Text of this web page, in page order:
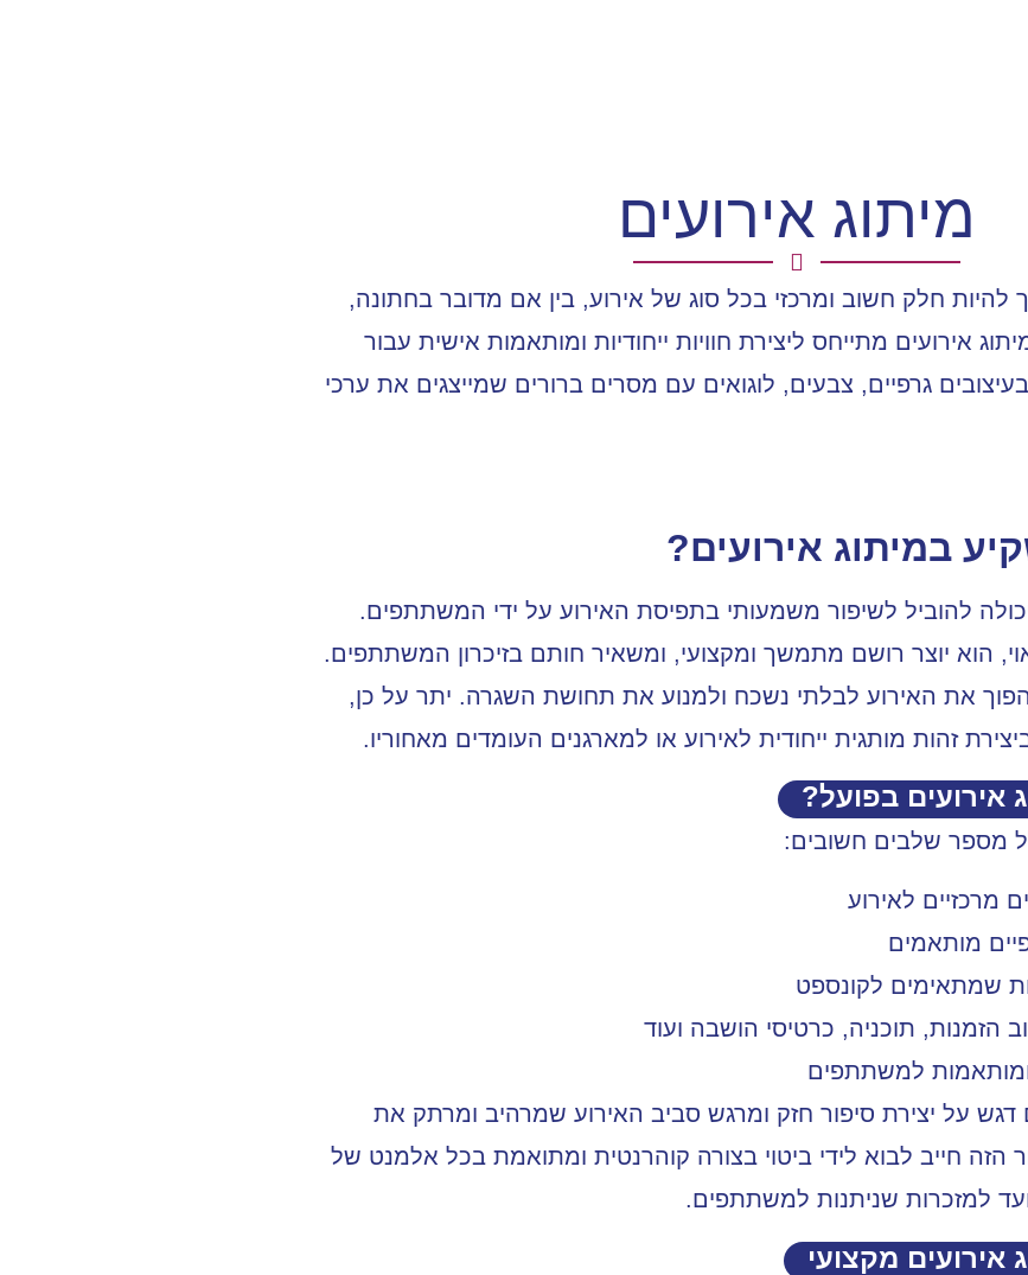
מיתוג אירועים
להיות חלק חשוב ומרכזי בכל סוג של אירוע, בין אם מדובר בחתונה,
אירועים מתייחס ליצירת חוויות ייחודיות ומותאמות אישית עבור
גרפיים, צבעים, לוגואים עם מסרים ברורים שמייצגים את ערכי
במיתוג אירועים?
להוביל לשיפור משמעותי בתפיסת האירוע על ידי המשתתפים.
הוא יוצר רושם מתמשך ומקצועי, ומשאיר חותם בזיכרון המשתתפים.
להפוך את האירוע לבלתי נשכח ולמנוע את תחושת השגרה. יתר על כן,
זהות מותגית ייחודית לאירוע או למארגנים העומדים מאחוריו.
אירועים בפועל?
מספר שלבים חשובים:
מרכזיים לאירוע
מותאמים
שמתאימים לקונספט
הזמנות, תוכניה, כרטיסי הושבה ועוד
ומותאמות למשתתפים
על יצירת סיפור חזק ומרגש סביב האירוע שמרהיב ומרתק את
הזה חייב לבוא לידי ביטוי בצורה קוהרנטית ומתואמת בכל אלמנט של
למזכרות שניתנות למשתתפים.
אירועים מקצועי